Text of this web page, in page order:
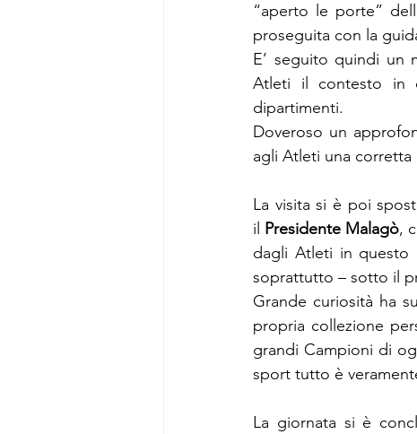
“aperto le porte”
proseguita con la
E’ seguito quindi un
Atleti il contesto in
dipartimenti.
Doveroso un
agli Atleti una corretta
La visita si è poi
il Presidente Malagò,
dagli Atleti in questo
soprattutto – sotto il
Grande curiosità ha
propria collezione
grandi Campioni di
sport tutto è
La giornata si è